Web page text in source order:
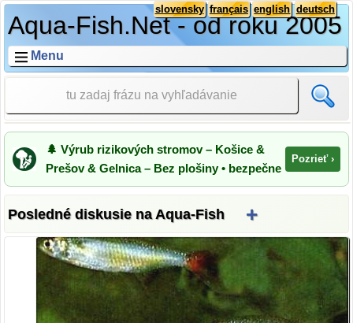
Aqua-Fish.Net - od roku 2005
deutsch
english
français
slovensky
Menu
🌲 Výrub rizikových stromov – Košice &
Prešov & Gelnica – Bez plošiny • bezpečne
Pozrieť ›
Posledné diskusie na Aqua-Fish +